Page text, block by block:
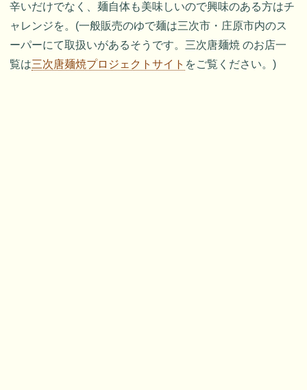
辛いだけでなく、麺自体も美味しいので興味のある方はチ
ャレンジを。(一般販売のゆで麺は三次市・庄原市内のス
ーパーにて取扱いがあるそうです。三次唐麺焼 のお店一
覧は三次唐麺焼プロジェクトサイト をご覧ください。)